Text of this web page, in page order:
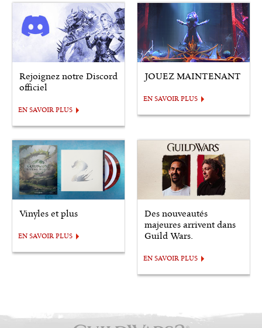
Rejoignez notre Discord
officiel
EN SAVOIR PLUS
JOUEZ MAINTENANT
EN SAVOIR PLUS
Vinyles et plus
EN SAVOIR PLUS
Des nouveautés
majeures arrivent dans
Guild Wars.
EN SAVOIR PLUS